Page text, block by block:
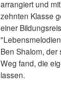
arrangiert und
zehnten Klasse
einer
Ben Shalom,
Weg fand, die
lassen.